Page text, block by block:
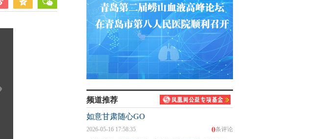
在敦煌，我遇见了“时间
的手艺人”
山河有韵大地成诗 奔赴
频道推荐
如意甘肃随心GO
0条评论
2026-05-16 17:58:35